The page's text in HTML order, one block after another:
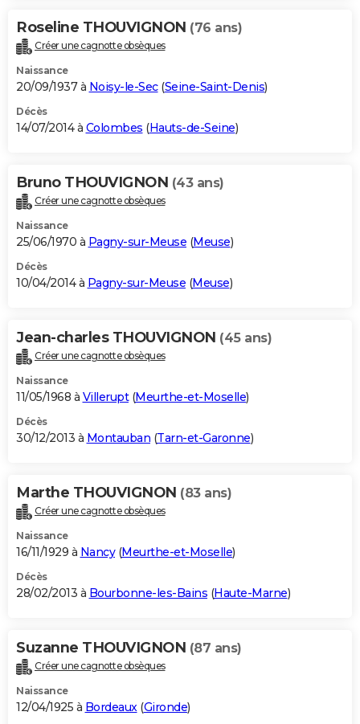
Roseline THOUVIGNON (76 ans)
Créer une cagnotte obsèques
Naissance
20/09/1937 à Noisy-le-Sec(Seine-Saint-Denis)
Décès
14/07/2014 à Colombes (Hauts-de-Seine)
Bruno THOUVIGNON (43 ans)
Créer une cagnotte obsèques
Naissance
25/06/1970 à Pagny-sur-Meuse (Meuse)
Décès
10/04/2014 à Pagny-sur-Meuse (Meuse)
Jean-charles THOUVIGNON (45 ans)
Créer une cagnotte obsèques
Naissance
11/05/1968 à Villerupt(Meurthe-et-Moselle)
Décès
30/12/2013 à Montauban (Tarn-et-Garonne)
Marthe THOUVIGNON (83 ans)
Créer une cagnotte obsèques
Naissance
16/11/1929 à Nancy(Meurthe-et-Moselle)
Décès
28/02/2013 à Bourbonne-les-Bains (Haute-Marne)
Suzanne THOUVIGNON (87 ans)
Créer une cagnotte obsèques
Naissance
12/04/1925 à Bordeaux(Gironde)